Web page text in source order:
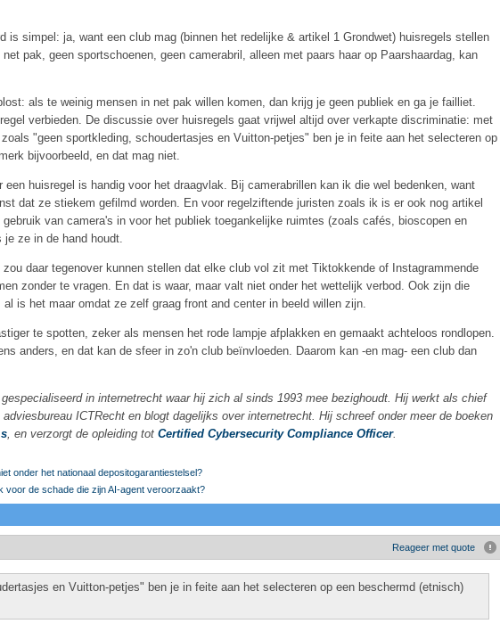
is simpel: ja, want een club mag (binnen het redelijke & artikel 1 Grondwet) huisregels stellen
pak, geen sportschoenen, geen camerabril, alleen met paars haar op Paarshaardag, kan
als te weinig mensen in net pak willen komen, dan krijg je geen publiek en ga je failliet.
verbieden. De discussie over huisregels gaat vrijwel altijd over verkapte discriminatie: met
"geen sportkleding, schoudertasjes en Vuitton-petjes" ben je in feite aan het selecteren op
bijvoorbeeld, en dat mag niet.
een huisregel is handig voor het draagvlak. Bij camerabrillen kan ik die wel bedenken, want
dat ze stiekem gefilmd worden. En voor regelziftende juristen zoals ik is er ook nog artikel
van camera's in voor het publiek toegankelijke ruimtes (zoals cafés, bioscopen en
ze in de hand houdt.
zou daar tegenover kunnen stellen dat elke club vol zit met Tiktokkende of Instagrammende
zonder te vragen. En dat is waar, maar valt niet onder het wettelijk verbod. Ook zijn die
is het maar omdat ze zelf graag front and center in beeld willen zijn.
te spotten, zeker als mensen het rode lampje afplakken en gemaakt achteloos rondlopen.
anders, en dat kan de sfeer in zo'n club beïnvloeden. Daarom kan -en mag- een club dan
in internetrecht waar hij zich al sinds 1993 mee bezighoudt. Hij werkt als chief
ICTRecht en blogt dagelijks over internetrecht. Hij schreef onder meer de boeken
, en verzorgt de opleiding tot Certified Cybersecurity Compliance Officer.
onder het nationaal depositogarantiestelsel?
voor de schade die zijn AI-agent veroorzaakt?
Reageer met quote
en Vuitton-petjes" ben je in feite aan het selecteren op een beschermd (etnisch)